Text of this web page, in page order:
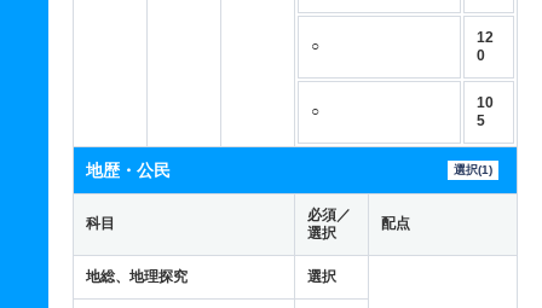
○
12
0
○
10
5
地歴・公民 選択(1)
科目
必須／
選択
配点
地総、地理探究 選択